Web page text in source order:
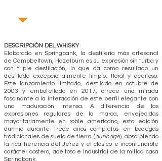
DESCRIPCIÓN DEL WHISKY
Elaborado en Springbank, la destilería más artesanal
de Campbeltown, Hazelburn es su expresión sin turba y
con triple destilación, lo que da como resultado un
destilado excepcionalmente limpio, floral y aceitoso.
Este lanzamiento limitado, destilado en octubre de
2003 y embotellado en 2017, ofrece una mirada
fascinante a la interacción de este perfil elegante con
una maduración intensa. A diferencia de las
expresiones regulares de la marca, envejecidas
mayoritariamente en roble americano, esta edición
durmió durante trece años completos en bodegas
tradicionales de suelo de tierra (dunnage), absorbiendo
la rica herencia del Jerez y el clásico e inconfundible
carácter costero, aceitoso e industrial de la mítica casa
Springbank.